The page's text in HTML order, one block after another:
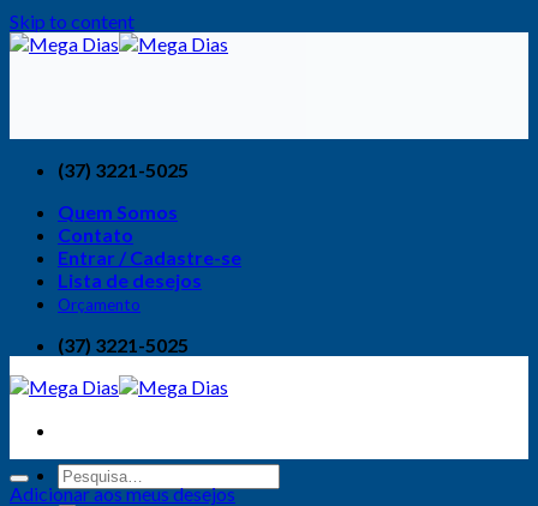
Skip to content
(37) 3221-5025
Quem Somos
Contato
Entrar / Cadastre-se
Lista de desejos
Orçamento
(37) 3221-5025
Adicionar aos meus desejos